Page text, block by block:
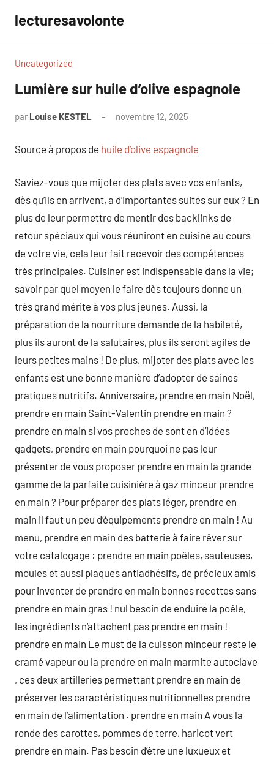
contenu
lecturesavolonte
Uncategorized
Lumière sur huile d’olive espagnole
par Louise KESTEL novembre 12, 2025
Source à propos de huile d’olive espagnole
Saviez-vous que mijoter des plats avec vos enfants,
dès qu’ils en arrivent, a d’importantes suites sur eux ? En
plus de leur permettre de mentir des backlinks de
retour spéciaux qui vous réuniront en cuisine au cours
de votre vie, cela leur fait recevoir des compétences
très principales. Cuisiner est indispensable dans la vie;
savoir par quel moyen le faire dès toujours donne un
très grand mérite à vos plus jeunes. Aussi, la
préparation de la nourriture demande de la habileté,
plus ils auront de la salutaires, plus ils seront agiles de
leurs petites mains ! De plus, mijoter des plats avec les
enfants est une bonne manière d’adopter de saines
pratiques nutritifs. Anniversaire, prendre en main Noël,
prendre en main Saint-Valentin prendre en main ?
prendre en main si vos proches de sont en d’idées
gadgets, prendre en main pourquoi ne pas leur
présenter de vous proposer prendre en main la grande
gamme de la parfaite cuisinière à gaz minceur prendre
en main ? Pour préparer des plats léger, prendre en
main il faut un peu d’équipements prendre en main ! Au
menu, prendre en main des batterie à faire rêver sur
votre catalogage : prendre en main poêles, sauteuses,
moules et aussi plaques antiadhésifs, de précieux amis
pour inventer de prendre en main bonnes recettes sans
prendre en main gras ! nul besoin de enduire la poêle,
les ingrédients n‘attachent pas prendre en main !
prendre en main Le must de la cuisson minceur reste le
cramé vapeur ou la prendre en main marmite autoclave
, ces deux artilleries permettant prendre en main de
préserver les caractéristiques nutritionnelles prendre
en main de l’alimentation . prendre en main A vous la
ronde des carottes, pommes de terre, haricot vert
prendre en main. Pas besoin d’être une luxueux et